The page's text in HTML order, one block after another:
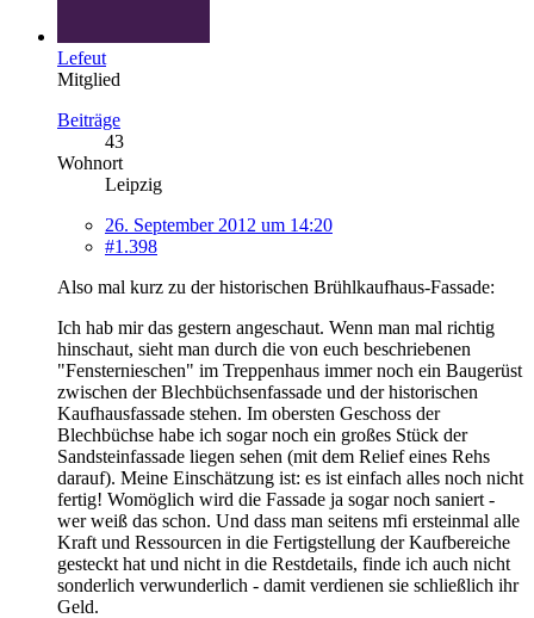
Lefeut
Mitglied
Beiträge
43
Wohnort
Leipzig
26. September 2012 um 14:20
#1.398
Also mal kurz zu der historischen Brühlkaufhaus-Fassade:
Ich hab mir das gestern angeschaut. Wenn man mal richtig
hinschaut, sieht man durch die von euch beschriebenen
"Fensternieschen" im Treppenhaus immer noch ein Baugerüst
zwischen der Blechbüchsenfassade und der historischen
Kaufhausfassade stehen. Im obersten Geschoss der
Blechbüchse habe ich sogar noch ein großes Stück der
Sandsteinfassade liegen sehen (mit dem Relief eines Rehs
darauf). Meine Einschätzung ist: es ist einfach alles noch nicht
fertig! Womöglich wird die Fassade ja sogar noch saniert -
wer weiß das schon. Und dass man seitens mfi ersteinmal alle
Kraft und Ressourcen in die Fertigstellung der Kaufbereiche
gesteckt hat und nicht in die Restdetails, finde ich auch nicht
sonderlich verwunderlich - damit verdienen sie schließlich ihr
Geld.